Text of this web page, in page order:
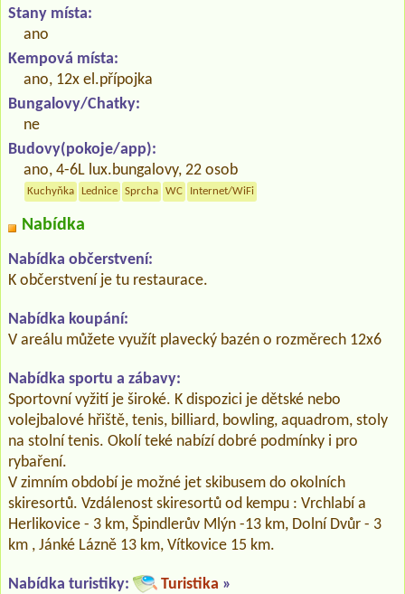
Stany místa:
ano
Kempová místa:
ano, 12x el.přípojka
Bungalovy/Chatky:
ne
Budovy(pokoje/app):
ano, 4-6L lux.bungalovy, 22 osob
Kuchyňka Lednice Sprcha WC Internet/WiFi
Nabídka
Nabídka občerstvení:
K občerstvení je tu restaurace.
Nabídka koupání:
V areálu můžete využít plavecký bazén o rozměrech 12x6
Nabídka sportu a zábavy:
Sportovní vyžití je široké. K dispozici je dětské nebo
volejbalové hřiště, tenis, billiard, bowling, aquadrom, stoly
na stolní tenis. Okolí teké nabízí dobré podmínky i pro
rybaření.
V zimním období je možné jet skibusem do okolních
skiresortů. Vzdálenost skiresortů od kempu : Vrchlabí a
Herlikovice - 3 km, Špindlerův Mlýn -13 km, Dolní Dvůr - 3
km , Jánké Lázně 13 km, Vítkovice 15 km.
Nabídka turistiky: Turistika »